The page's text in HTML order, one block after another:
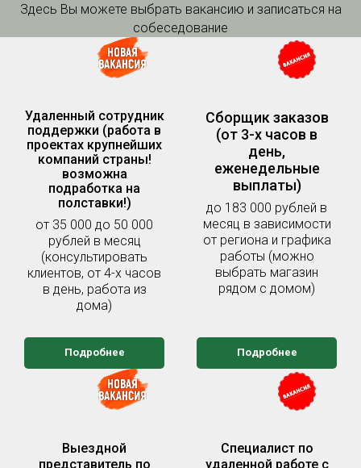
Здесь Вы можете выбрать вакансию и записаться на
собеседование
Удаленный сотрудник
поддержки (работа в
проектах крупнейших
компаний страны!
возможна
подработка на
полставки!)
от 35 000 до 50 000
рублей в месяц
(консультировать
клиентов, от 4-х часов
в день, работа из
дома)
Подробнее
Сборщик заказов
(от 3-х часов в
день,
еженедельные
выплаты)
до 183 000 рублей в
месяц в зависимости
от региона и графика
работы (можно
выбрать магазин
рядом с домом)
Подробнее
Выездной
представитель по
Специалист по
удаленной работе с